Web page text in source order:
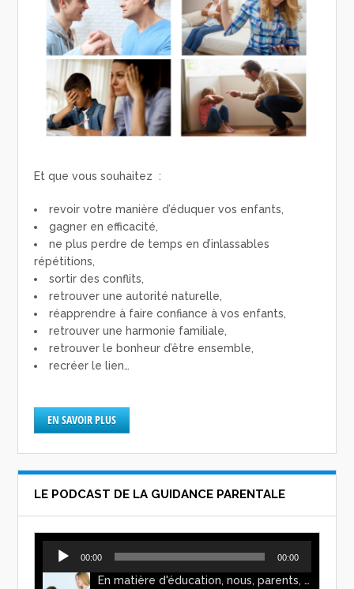
Et que vous souhaitez :
revoir votre manière d’éduquer vos enfants,
gagner en efficacité,
ne plus perdre de temps en d’inlassables
répétitions,
sortir des conflits,
retrouver une autorité naturelle,
réapprendre à faire confiance à vos enfants,
retrouver une harmonie familiale,
retrouver le bonheur d’être ensemble,
recréer le lien…
EN SAVOIR PLUS
LE PODCAST DE LA GUIDANCE PARENTALE
Lecteur
audio
00:00 00:00
En matière d'éducation, nous, parents, avons l'impression de faire preuve d'autorité. Mais n'est-ce pas, parfois, plutôt un jeu de pouvoir ? Ce podcast vous permettra d'y voir plus clair !